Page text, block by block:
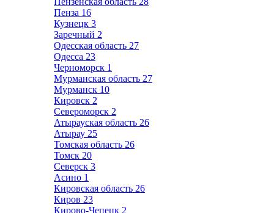
Пенза 16
Кузнецк 3
Заречный 2
Одесская область 27
Одесса 23
Черноморск 1
Мурманская область 27
Мурманск 10
Кировск 2
Североморск 2
Атырауская область 26
Атырау 25
Томская область 26
Томск 20
Северск 3
Асино 1
Кировская область 26
Киров 23
Кирово-Чепецк 2